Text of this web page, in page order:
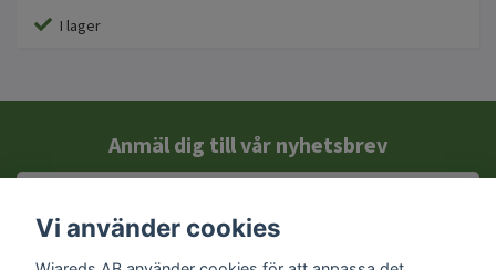
I lager
Anmäl dig till vår nyhetsbrev
Vi använder cookies